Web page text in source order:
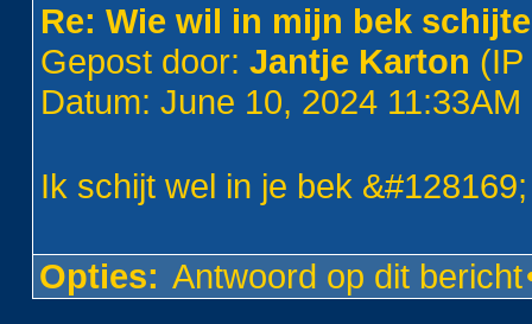
Re: Wie wil in mijn bek
Gepost door:Jantje Karton
Datum: June 10, 2024 11:33AM
Ik schijt wel in je bek &#128169;
Opties: Antwoord op dit bericht